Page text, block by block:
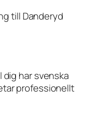
till Danderyd
dig har svenska
professionellt